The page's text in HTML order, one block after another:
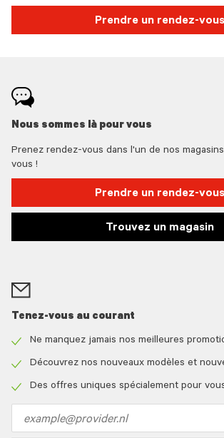
Prendre un rendez-vous
Nous sommes là pour vous
Prenez rendez-vous dans l'un de nos
vous !
Prendre un rendez-vous
Trouvez un magasin
Tenez-vous au courant
icon
Ne manquez jamais nos meilleures
icon
Découvrez nos nouveaux modèles et
Des offres uniques spécialement pour
address